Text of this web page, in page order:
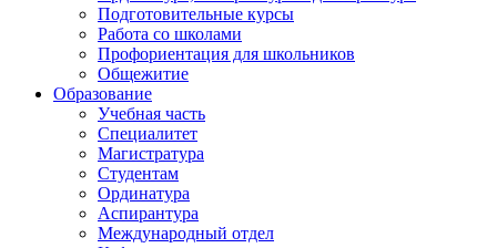
Подготовительные курсы
Работа со школами
Профориентация для школьников
Общежитие
Образование
Учебная часть
Специалитет
Магистратура
Студентам
Ординатура
Аспирантура
Международный отдел